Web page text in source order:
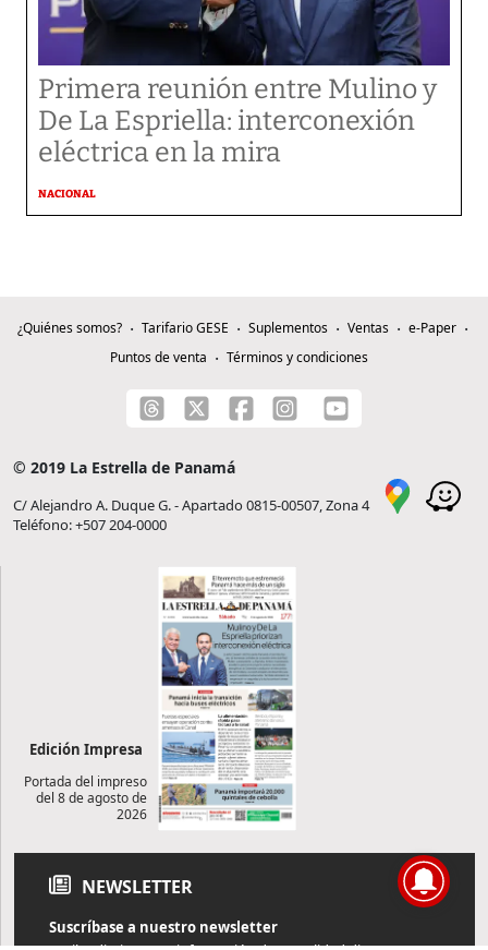
Primera reunión entre Mulino y
De La Espriella: interconexión
eléctrica en la mira
NACIONAL
¿Quiénes somos? Tarifario GESE Suplementos Ventas
e-Paper
Puntos de venta
Términos y condiciones
© 2019 La Estrella de Panamá
C/ Alejandro A. Duque G. - Apartado 0815-00507, Zona 4
Teléfono: +507 204-0000
Edición Impresa
Portada del impreso
del 8 de agosto de
2026
NEWSLETTER
Suscríbase a nuestro newsletter